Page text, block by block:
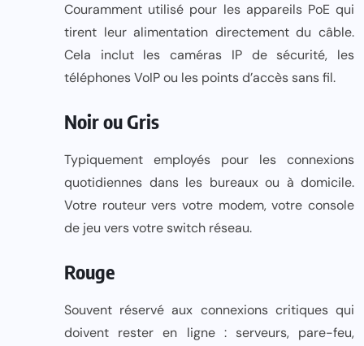
Couramment utilisé pour les appareils PoE qui
tirent leur alimentation directement du câble.
Cela inclut les caméras IP de sécurité, les
téléphones VoIP ou les points d’accès sans fil.
Noir ou Gris
Typiquement employés pour les connexions
quotidiennes dans les bureaux ou à domicile.
Votre routeur vers votre modem, votre console
de jeu vers votre switch réseau.
Rouge
Souvent réservé aux connexions critiques qui
doivent rester en ligne : serveurs, pare-feu,